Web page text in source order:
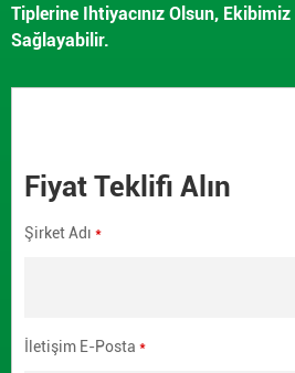
Tiplerine Ihtiyacınız Olsun,
Sağlayabilir.
Fiyat Teklifi Alın
Şirket Adı*
İletişim E-Posta*